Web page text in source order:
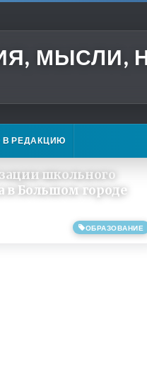
МЫСЛИ,
РЕДАКЦИЮ
ОБРАЗОВАНИЕ
школьного
в Большом городе